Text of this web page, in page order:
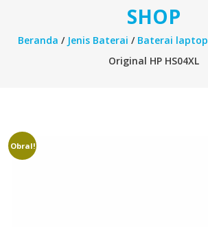
SHOP
Beranda / Jenis Baterai / Baterai laptop
Original HP HS04XL
Obral!